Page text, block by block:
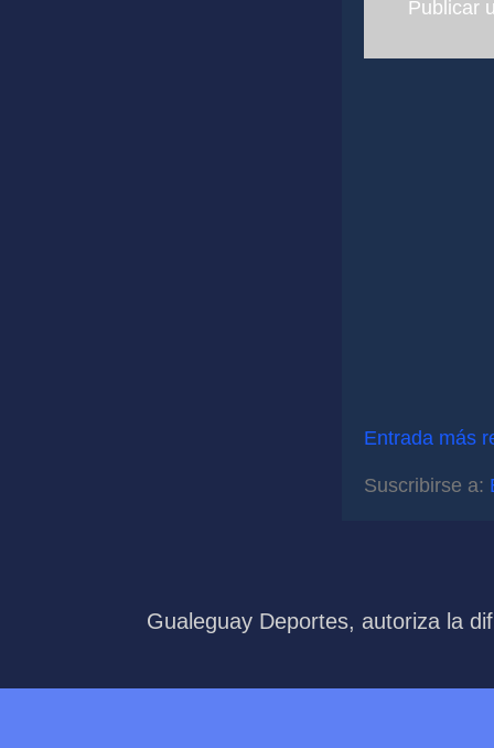
Publicar
Entrada más
Suscribirse a:
Gualeguay Deportes, autoriza la